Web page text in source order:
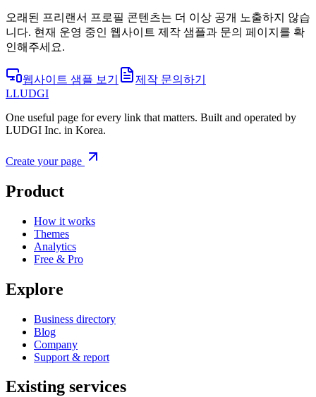
오래된 프리랜서 프로필 콘텐츠는 더 이상 공개 노출하지 않습
니다. 현재 운영 중인 웹사이트 제작 샘플과 문의 페이지를 확
인해주세요.
웹사이트 샘플 보기
제작 문의하기
LLUDGI
One useful page for every link that matters. Built and operated by
LUDGI Inc. in Korea.
Create your page
Product
How it works
Themes
Analytics
Free & Pro
Explore
Business directory
Blog
Company
Support & report
Existing services